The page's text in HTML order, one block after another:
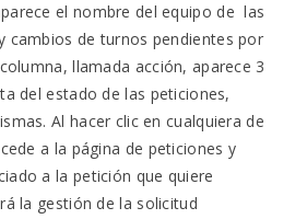
el nombre del equipo de las
cambios de turnos pendientes por
llamada acción, aparece 3
del estado de las peticiones,
Al hacer clic en cualquiera de
a la página de peticiones y
a la petición que quiere
la gestión de la solicitud